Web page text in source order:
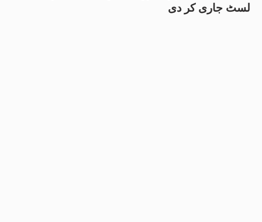
لسٹ جاری کر دی